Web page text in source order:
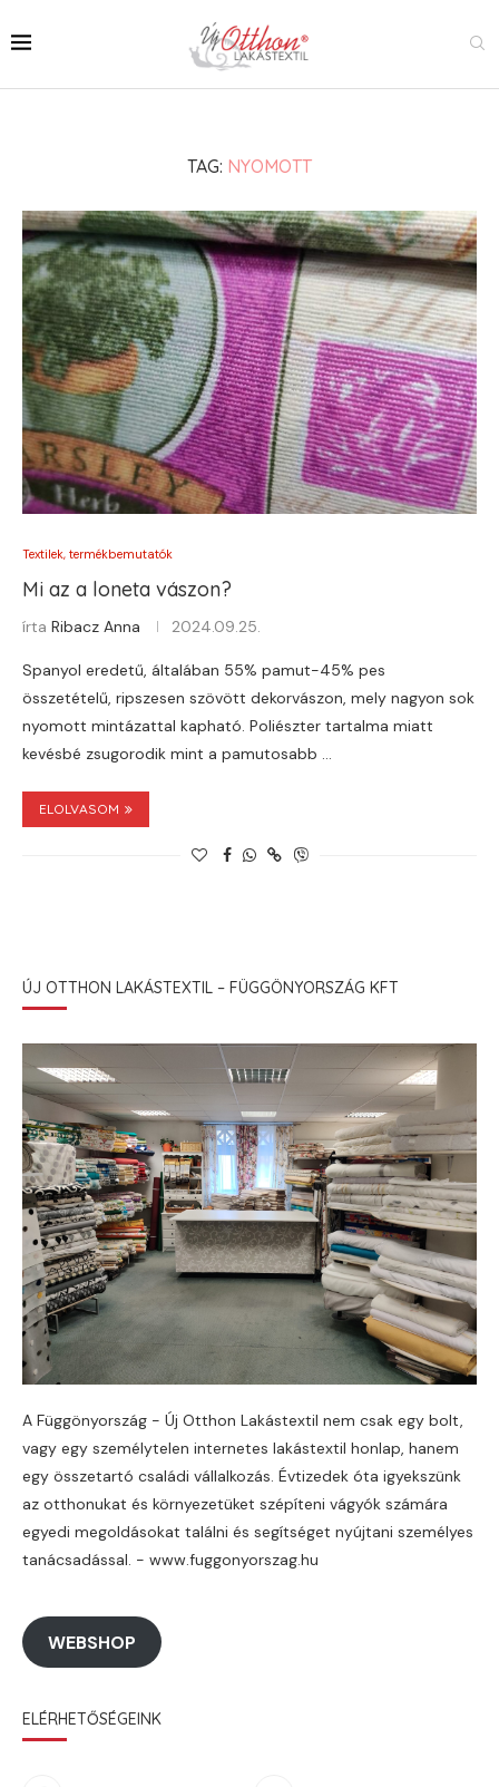
TAG: NYOMOTT
Textilek, termékbemutatók
Mi az a loneta vászon?
írta Ribacz Anna 2024.09.25.
Spanyol eredetű, általában 55% pamut-45% pes
összetételű, ripszesen szövött dekorvászon, mely nagyon sok
nyomott mintázattal kapható. Poliészter tartalma miatt
kevésbé zsugorodik mint a pamutosabb …
ELOLVASOM
ÚJ OTTHON LAKÁSTEXTIL – FÜGGÖNYORSZÁG KFT
A Függönyország - Új Otthon Lakástextil nem csak egy bolt,
vagy egy személytelen internetes lakástextil honlap, hanem
egy összetartó családi vállalkozás. Évtizedek óta igyekszünk
az otthonukat és környezetüket szépíteni vágyók számára
egyedi megoldásokat találni és segítséget nyújtani személyes
tanácsadással. - www.fuggonyorszag.hu
WEBSHOP
ELÉRHETŐSÉGEINK